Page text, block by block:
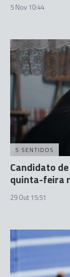
5 Nov 10:44
5 SENTIDOS
Candidato
quinta-feira
29 Out 15:51